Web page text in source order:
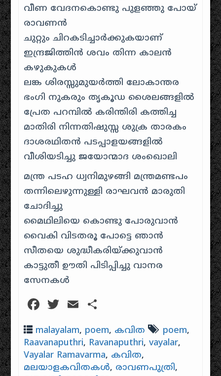
വീണ വേദനകൊണ്ടു പുളഞ്ഞു പോയ്
രാവണൻ
ചുറ്റും ചിറകടിച്ചാർക്കുകയാണ്
ഇന്ദ്രജിത്തിൻ ശവം തിന്ന കാലൻ
കഴുകുകൾ
ലങ്ക ശിരസ്സുമുയർത്തി ലോകാന്തര
ഭംഗി നുകരും തൃകൂഡ ശൈലങ്ങളിൽ
പ്രേത പറമ്പിൽ കരിന്തിരി കത്തിച്ച
മാതിരി നിന്നതിഷുസ്സ ശുക്ര താരകം
ദാശരഥിതൻ പടപ്പാളയങ്ങളിൽ
വീശിയടിച്ചു ജയോന്മാദ ശംഖൊലി
മന്ത്ര പടഹ ധ്വനിമുഴങ്ങി മന്ത്രമണ്ടപം
തന്നിലെഴുന്നുള്ളി രാഘവൻ മാരുതി
ചോദിച്ചു
മൈഥിലിയെ കൊണ്ടു പോരുവാൻ
വൈകി വിടതരൂ പോട്ടെ ഞാൻ
സീതയെ ശുദ്ധീകരിയ്ക്കുവാൻ
കാട്ടുതീ ഊതി പിടിപ്പിച്ചു വാനര
സേനകൾ
Facebook
Twitter
Email
malayalam, poem, കവിത poem,
Raavanaputhri, Ravanaputhri,vayalar,
Vayalar Ramavarma, കവിത,
മലയാളകവിതകൾ, രാവണപുത്രി,